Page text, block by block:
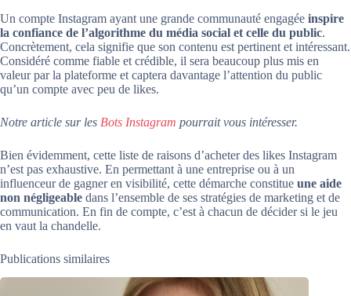
Un compte Instagram ayant une grande communauté engagée inspire
la confiance de l’algorithme du média social et celle du public.
Concrètement, cela signifie que son contenu est pertinent et intéressant.
Considéré comme fiable et crédible, il sera beaucoup plus mis en
valeur par la plateforme et captera davantage l’attention du public
qu’un compte avec peu de likes.
Notre article sur les Bots Instagram pourrait vous intéresser.
Bien évidemment, cette liste de raisons d’acheter des likes Instagram
n’est pas exhaustive. En permettant à une entreprise ou à un
influenceur de gagner en visibilité, cette démarche constitue une aide
non négligeable dans l’ensemble de ses stratégies de marketing et de
communication. En fin de compte, c’est à chacun de décider si le jeu
en vaut la chandelle.
Publications similaires